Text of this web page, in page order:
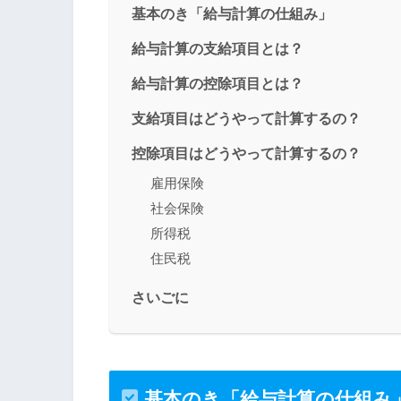
基本のき「給与計算の仕組み」
給与計算の支給項目とは？
給与計算の控除項目とは？
支給項目はどうやって計算するの？
控除項目はどうやって計算するの？
雇用保険
社会保険
所得税
住民税
さいごに